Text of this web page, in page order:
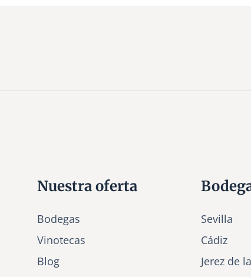
Nuestra oferta
Bodegas
Vinotecas
Blog
Sevilla
Cádiz
Jerez de